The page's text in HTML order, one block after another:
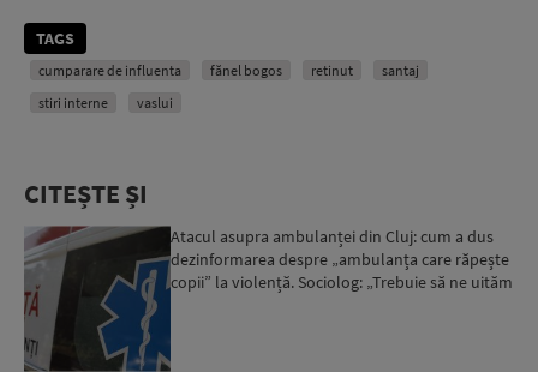
TAGS
cumparare de influenta fănel bogos retinut
santaj
stiri interne
vaslui
CITEȘTE ȘI
Atacul asupra ambulanței din Cluj: cum a dus
dezinformarea despre „ambulanța care răpește
copii” la violență. Sociolog: „Trebuie să ne uităm